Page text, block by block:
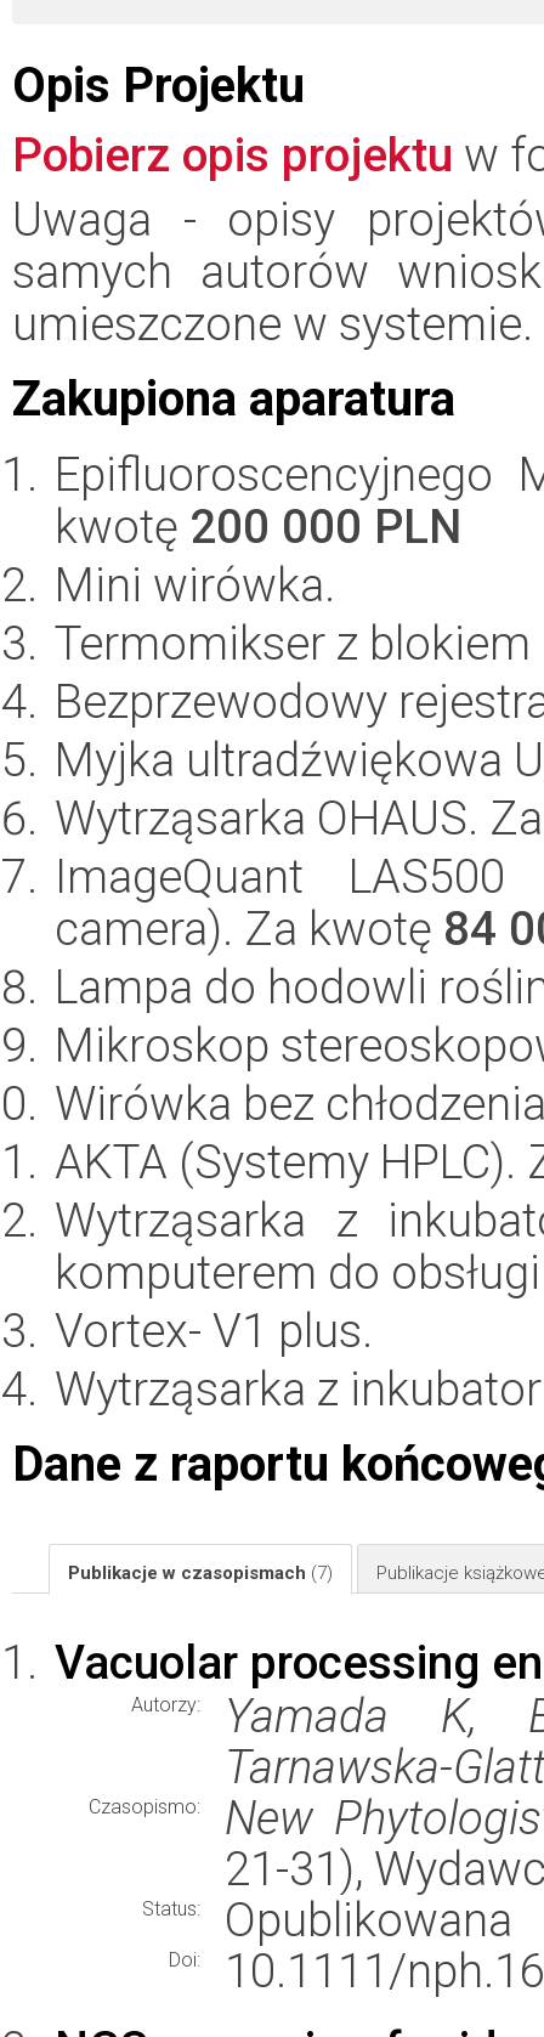
Opis Projektu
Pobierz opis projektu w
Uwaga - opisy
samych autorów
umieszczone w systemie.
Zakupiona aparatura
Epifluoroscencyjnego
kwotę 200 000 PLN
Mini wirówka.
Termomikser z blokiem
Bezprzewodowy
Myjka ultradźwiękowa
Wytrząsarka OHAUS.
ImageQuant
camera). Za kwotę 84
Lampa do hodowli
Mikroskop
Wirówka bez
AKTA (Systemy
Wytrząsarka z
komputerem do
Vortex- V1 plus.
Wytrząsarka z
Dane z raportu
Publikacje w czasopismach (7) Publikacje
Vacuolar processing
Autorzy:
Yamada K,
Tarnawska-
Czasopismo:
New
21-31),
Status: Opublikowana
Doi:
10.1111/